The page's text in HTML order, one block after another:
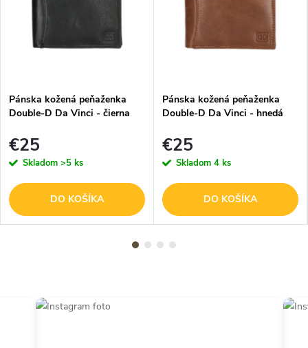
Pánska kožená peňaženka
Double-D Da Vinci - čierna
€25
Skladom >5 ks
DO KOŠÍKA
Pánska kožená peňaženka
Double-D Da Vinci - hnedá
€25
Skladom 4 ks
DO KOŠÍKA